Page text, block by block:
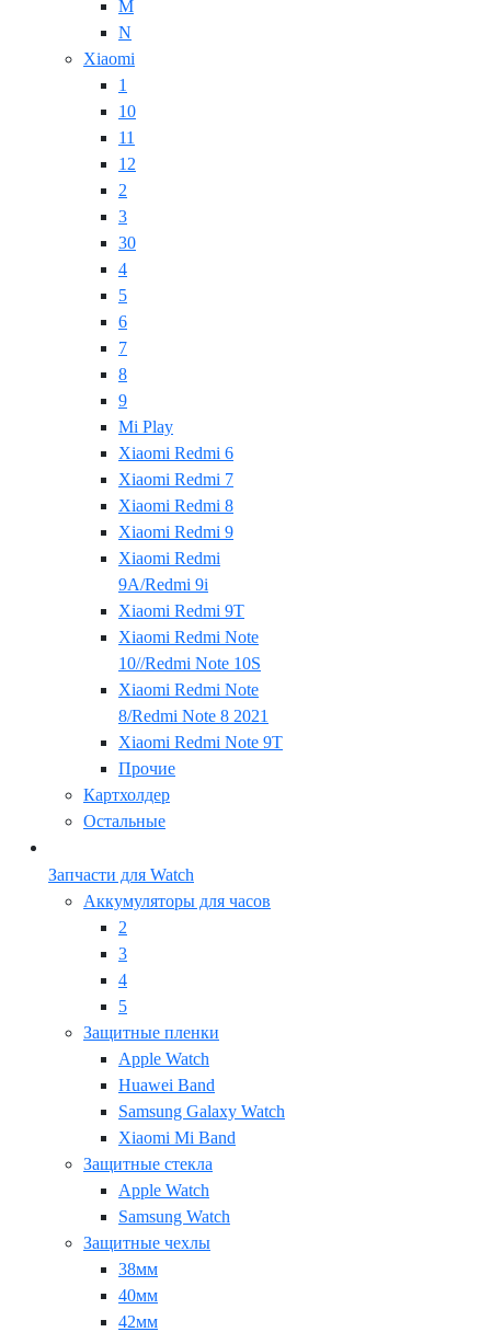
M
N
Xiaomi
1
10
11
12
2
3
30
4
5
6
7
8
9
Mi Play
Xiaomi Redmi 6
Xiaomi Redmi 7
Xiaomi Redmi 8
Xiaomi Redmi 9
Xiaomi Redmi
9A/Redmi 9i
Xiaomi Redmi 9T
Xiaomi Redmi Note
10//Redmi Note 10S
Xiaomi Redmi Note
8/Redmi Note 8 2021
Xiaomi Redmi Note 9T
Прочие
Картхолдер
Остальные
Запчасти для Watch
Аккумуляторы для часов
2
3
4
5
Защитные пленки
Apple Watch
Huawei Band
Samsung Galaxy Watch
Xiaomi Mi Band
Защитные стекла
Apple Watch
Samsung Watch
Защитные чехлы
38мм
40мм
42мм